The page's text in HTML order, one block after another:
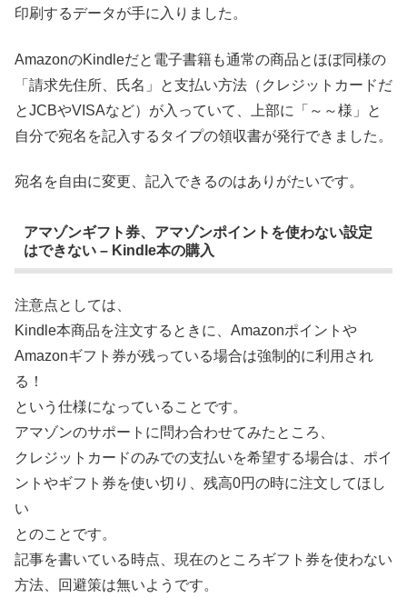
印刷するデータが手に入りました。
AmazonのKindleだと電子書籍も通常の商品とほぼ同様の
「請求先住所、氏名」と支払い方法（クレジットカードだ
とJCBやVISAなど）が入っていて、上部に「～～様」と
自分で宛名を記入するタイプの領収書が発行できました。
宛名を自由に変更、記入できるのはありがたいです。
アマゾンギフト券、アマゾンポイントを使わない設定
はできない – Kindle本の購入
注意点としては、
Kindle本商品を注文するときに、Amazonポイントや
Amazonギフト券が残っている場合は強制的に利用され
る！
という仕様になっていることです。
アマゾンのサポートに問わ合わせてみたところ、
クレジットカードのみでの支払いを希望する場合は、ポイ
ントやギフト券を使い切り、残高0円の時に注文してほし
い
とのことです。
記事を書いている時点、現在のところギフト券を使わない
方法、回避策は無いようです。